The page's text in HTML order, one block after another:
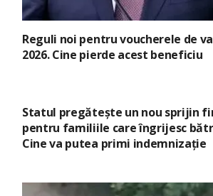
Reguli noi pentru voucherele de
2026. Cine pierde acest beneficiu
Statul pregătește un nou sprijin
pentru familiile care îngrijesc
Cine va putea primi indemnizație